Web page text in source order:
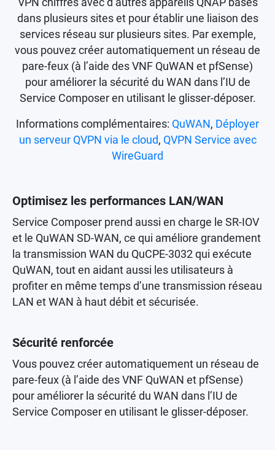
VPN chiffrés avec d’autres appareils QNAP basés
dans plusieurs sites et pour établir une liaison des
services réseau sur plusieurs sites. Par exemple,
vous pouvez créer automatiquement un réseau de
pare-feux (à l’aide des VNF QuWAN et pfSense)
pour améliorer la sécurité du WAN dans l’IU de
Service Composer en utilisant le glisser-déposer.
Informations complémentaires: QuWAN , Déployer
un serveur QVPN via le cloud, QVPN Service avec
WireGuard
Optimisez les performances LAN/WAN
Service Composer prend aussi en charge le SR-IOV
et le QuWAN SD-WAN, ce qui améliore grandement
la transmission WAN du QuCPE-3032 qui exécute
QuWAN, tout en aidant aussi les utilisateurs à
profiter en même temps d’une transmission réseau
LAN et WAN à haut débit et sécurisée.
Sécurité renforcée
Vous pouvez créer automatiquement un réseau de
pare-feux (à l’aide des VNF QuWAN et pfSense)
pour améliorer la sécurité du WAN dans l’IU de
Service Composer en utilisant le glisser-déposer.